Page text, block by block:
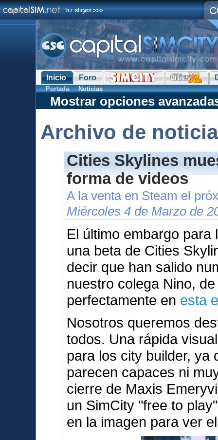
Inicio Foro
Portada Noticias
Mostrar opciones
Archivo de
Cities Skylines
forma de videos
A la venta en Steam el
Miércoles 4 de Marzo de
El último embargo
una beta de Cities
decir que han salido
nuestro colega Nino,
perfectamente en esta
Nosotros queremos
todos. Una rápida
para los city builder, ya
parecen capaces ni
cierre de Maxis
un SimCity "free to
en la imagen para ver